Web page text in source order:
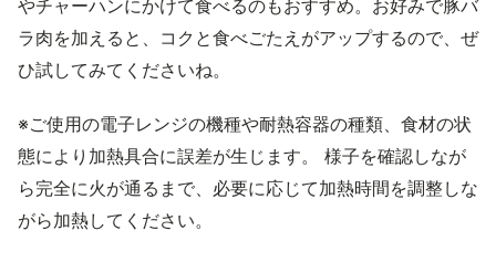
やチャーハンにかけて食べるのもおすすめ。お好みで豚バ
ラ肉を加えると、コクと食べごたえがアップするので、ぜ
ひ試してみてくださいね。
※ご使用の電子レンジの機種や耐熱容器の種類、食材の状
態により加熱具合に誤差が生じます。 様子を確認しなが
ら完全に火が通るまで、必要に応じて加熱時間を調整しな
がら加熱してください。